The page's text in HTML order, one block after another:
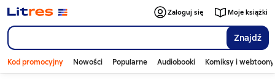
Znajdź
Zaloguj się Moje książki
Kod promocyjny Nowości Popularne Audiobooki Komiksy i webtoony